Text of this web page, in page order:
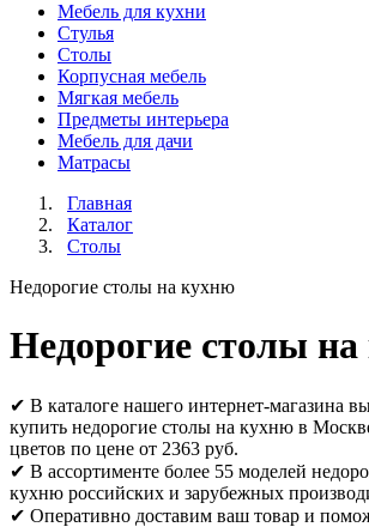
Мебель для кухни
Стулья
Столы
Корпусная мебель
Мягкая мебель
Предметы интерьера
Мебель для дачи
Матраcы
Главная
Каталог
Столы
Недорогие столы на кухню
Недорогие столы
✔ В каталоге нашего интернет-магазина
купить недорогие столы на кухню в
цветов по цене от 2363 руб.
✔ В ассортименте более 55 моделей
кухню российских и зарубежных
✔ Оперативно доставим ваш товар и